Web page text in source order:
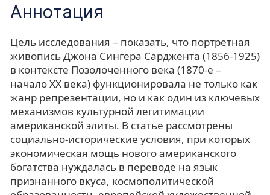
Аннотация
Цель исследования – показать, что портретная
живопись Джона Сингера Сарджента (1856-1925)
в контексте Позолоченного века (1870-е –
начало XX века) функционировала не только как
жанр репрезентации, но и как один из ключевых
механизмов культурной легитимации
американской элиты. В статье рассмотрены
социально-исторические условия, при которых
экономическая мощь нового американского
богатства нуждалась в переводе на язык
признанного вкуса, космополитической